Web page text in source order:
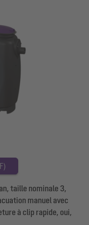
taille nominale 3,
manuel avec
à clip rapide, oui,